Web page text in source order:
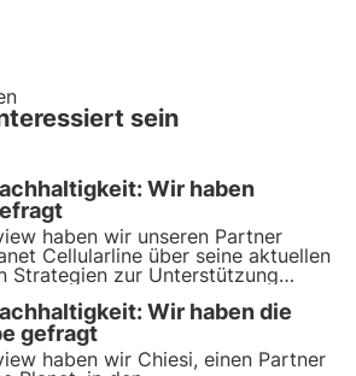
sein
Wir haben
haben wir unseren Partner
Cellularline über seine aktuellen
Strategien zur Unterstützung
Wandels befragt, bei dem das
eine führende Rolle spielt,
Projekt zum Schutz der
mit 3Bee ab 2021
Wir haben die
gefragt
haben wir Chiesi, einen Partner